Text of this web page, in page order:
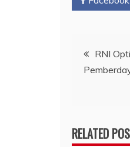
Navigasi
pos
RNI
RELATED